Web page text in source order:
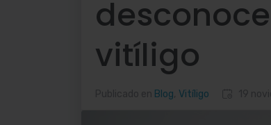
vitíligo
Blog Vitíligo